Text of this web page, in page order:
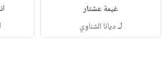
غيمة عشتار
لـديانا الشناوي